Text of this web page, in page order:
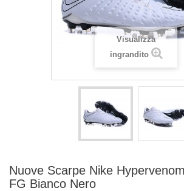
Visualizza
ingrandito
Nuove Scarpe Nike
FG Bianco Nero